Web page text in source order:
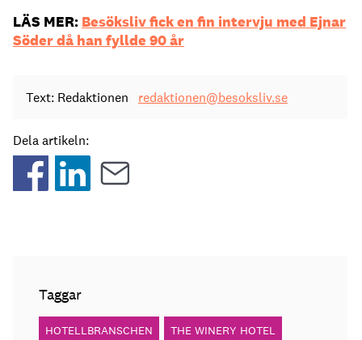
LÄS MER: Besöksliv fick en fin intervju med Ejnar
Söder då han fyllde 90 år
Text: Redaktionen redaktionen@besoksliv.se
Dela artikeln:
Taggar
HOTELLBRANSCHEN THE WINERY HOTEL